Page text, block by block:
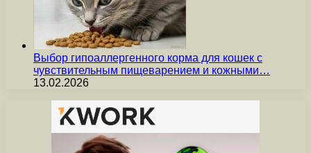
Выбор гипоаллергенного корма для кошек с
чувствительным пищеварением и кожными…
13.02.2026